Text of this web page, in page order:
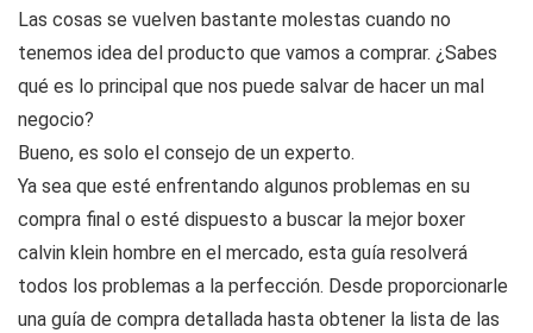
Las cosas se vuelven bastante molestas cuando no
tenemos idea del producto que vamos a comprar. ¿Sabes
qué es lo principal que nos puede salvar de hacer un mal
negocio?
Bueno, es solo el consejo de un experto.
Ya sea que esté enfrentando algunos problemas en su
compra final o esté dispuesto a buscar la mejor boxer
calvin klein hombre en el mercado, esta guía resolverá
todos los problemas a la perfección. Desde proporcionarle
una guía de compra detallada hasta obtener la lista de las